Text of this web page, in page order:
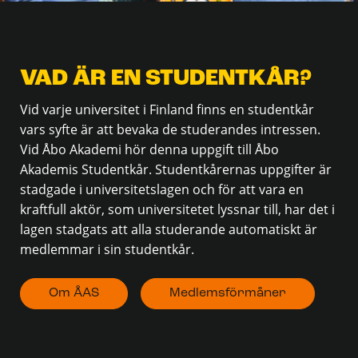
VAD ÄR EN STUDENTKÅR?
Vid varje universitet i Finland finns en studentkår
vars syfte är att bevaka de studerandes intressen.
Vid Åbo Akademi hör denna uppgift till Åbo
Akademis Studentkår. Studentkårernas uppgifter är
stadgade i universitetslagen och för att vara en
kraftfull aktör, som universitetet lyssnar till, har det i
lagen stadgats att alla studerande automatiskt är
medlemmar i sin studentkår.
Om ÅAS Medlemsförmåner